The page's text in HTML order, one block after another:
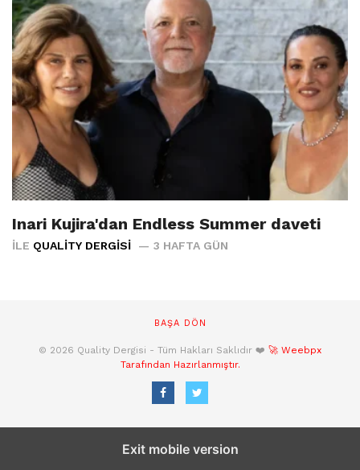
Inari Kujira'dan Endless Summer daveti
İLE QUALITY DERGISI 3 HAFTA GÜN
BAŞA DÖN
© 2026 Quality Dergisi - Tüm Hakları Saklıdır ❤️ 🚀 Weebpx
Tarafından Hazırlanmıştır.
Exit mobile version